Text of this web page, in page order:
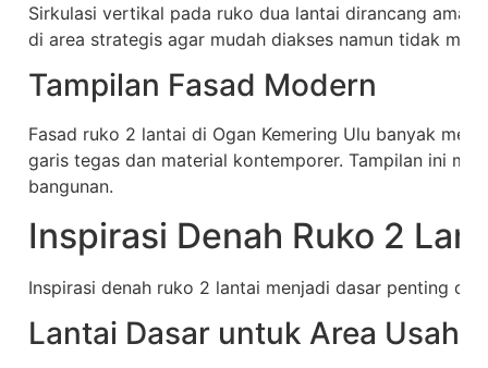
Sirkulasi vertikal pada ruko dua lantai dirancang aman
di area strategis agar mudah diakses namun tidak
Tampilan Fasad Modern
Fasad ruko 2 lantai di Ogan Kemering Ulu banyak
garis tegas dan material kontemporer. Tampilan ini
bangunan.
Inspirasi Denah Ruko 2
Inspirasi denah ruko 2 lantai menjadi dasar penting
Lantai Dasar untuk Area Usaha